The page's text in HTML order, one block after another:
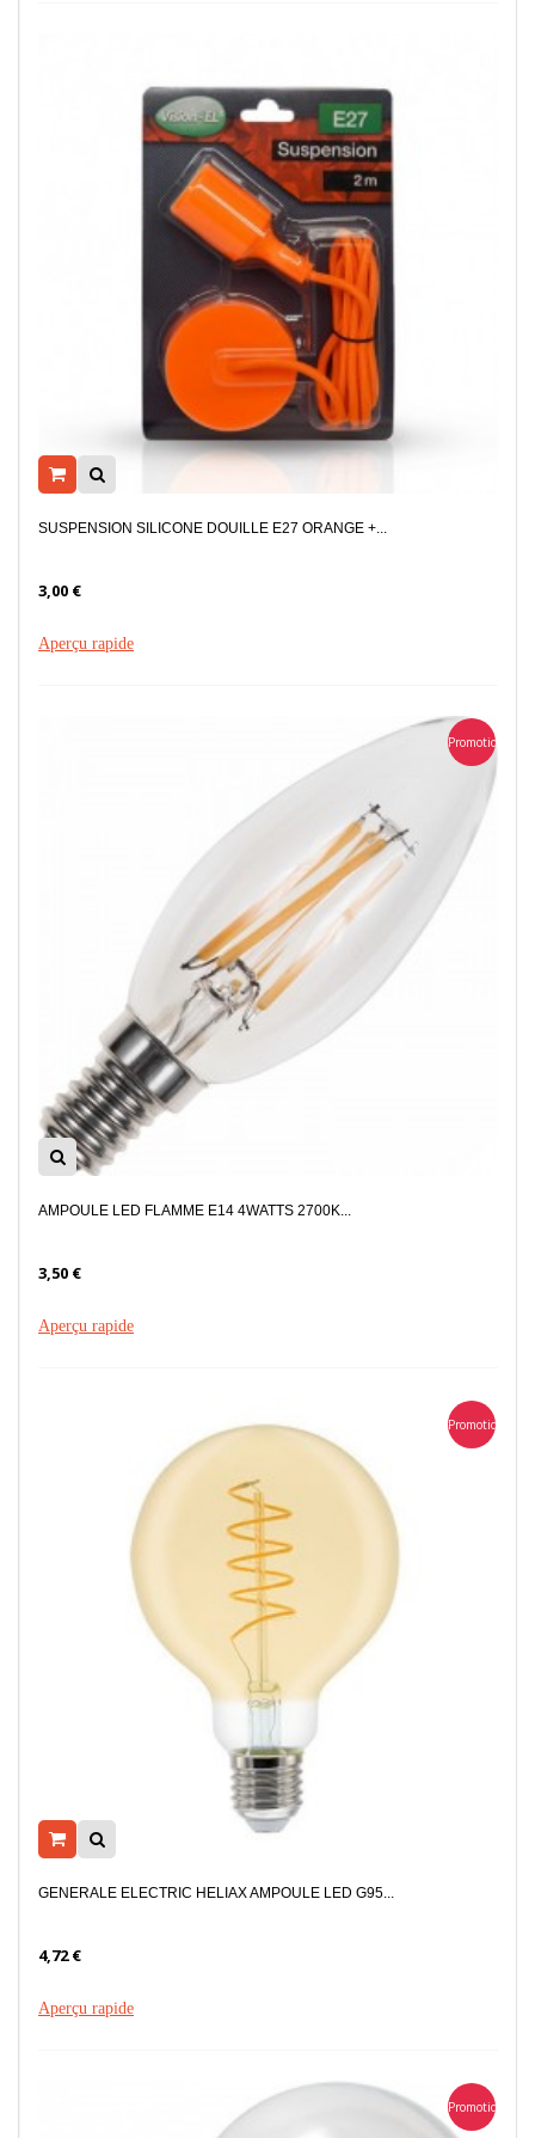
SUSPENSION SILICONE DOUILLE E27 ORANGE +...
3,00 €
Aperçu rapide
Promotion
AMPOULE LED FLAMME E14 4WATTS 2700K...
3,50 €
Aperçu rapide
Promotion
GENERALE ELECTRIC HELIAX AMPOULE LED G95...
4,72 €
Aperçu rapide
Promotion